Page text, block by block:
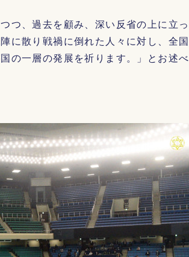
つ、過去を顧み、深い反省の上に立っ
に散り戦禍に倒れた人々に対し、全国
の一層の発展を祈ります。」とお述べ